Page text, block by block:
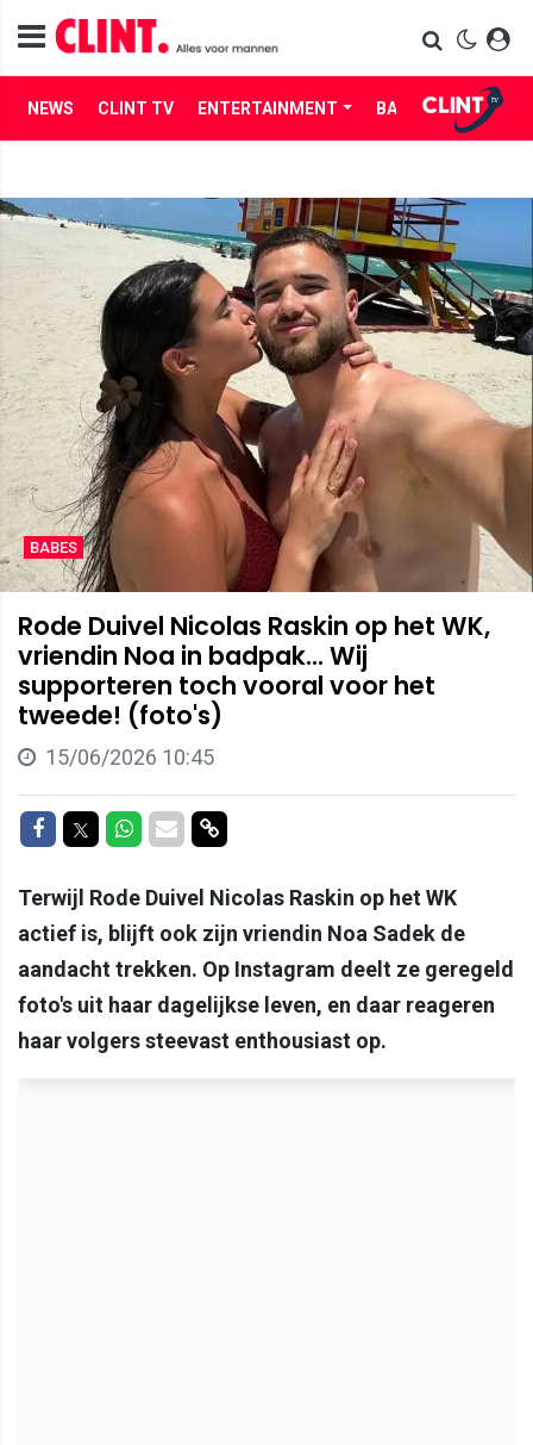
NEWS CLINT TV ENTERTAINMENT BABES LIFE
BABES
Rode Duivel Nicolas Raskin op het WK,
vriendin Noa in badpak... Wij
supporteren toch vooral voor het
tweede! (foto's)
15/06/2026 10:45
Delen op Facebook
Delen op Twitter
Delen op Whatsapp
Delen via Mail
Delen via link
Terwijl Rode Duivel Nicolas Raskin op het WK
actief is, blijft ook zijn vriendin Noa Sadek de
aandacht trekken. Op Instagram deelt ze geregeld
foto's uit haar dagelijkse leven, en daar reageren
haar volgers steevast enthousiast op.